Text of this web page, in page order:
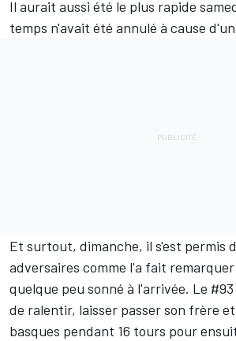
Il aurait aussi été le plus rapide
temps n'avait été annulé à cause
Et surtout, dimanche, il s'est permis
adversaires comme l'a fait
quelque peu sonné à l'arrivée. Le
de ralentir, laisser passer son frère
basques pendant 16 tours pour